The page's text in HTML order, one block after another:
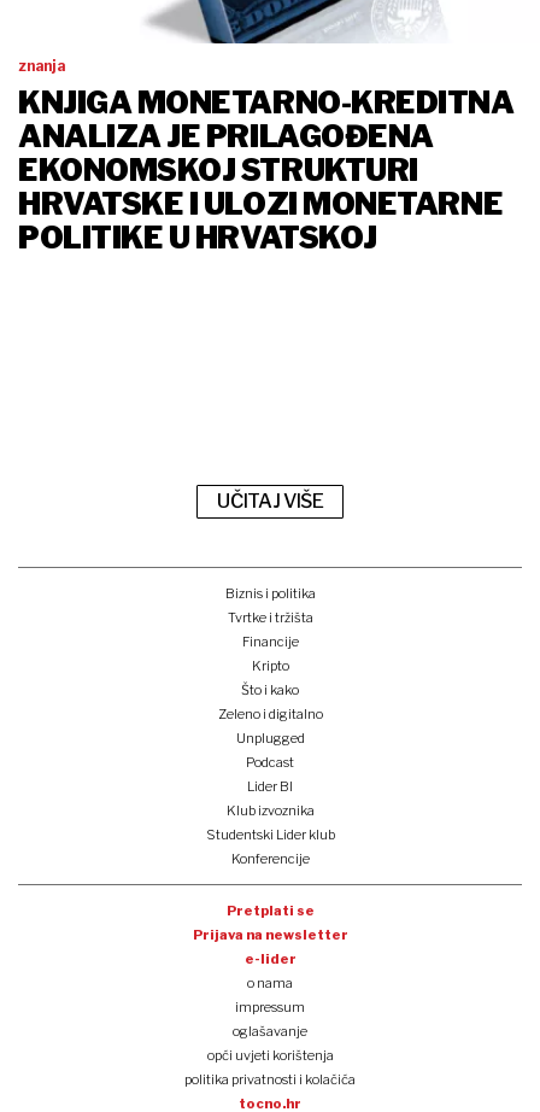
znanja
KNJIGA MONETARNO-KREDITNA
ANALIZA JE PRILAGOĐENA
EKONOMSKOJ STRUKTURI
HRVATSKE I ULOZI MONETARNE
POLITIKE U HRVATSKOJ
UČITAJ VIŠE
Biznis i politika
Tvrtke i tržišta
Financije
Kripto
Što i kako
Zeleno i digitalno
Unplugged
Podcast
Lider BI
Klub izvoznika
Studentski Lider klub
Konferencije
Pretplati se
Prijava na newsletter
e-lider
o nama
impressum
oglašavanje
opći uvjeti korištenja
politika privatnosti i kolačića
tocno.hr